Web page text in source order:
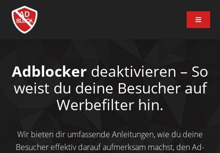
Adblocker deaktivieren – So
weist du deine Besucher auf
Werbefilter hin.
Wir bieten dir umfassende Anleitungen, wie du deine
Besucher effektiv darauf aufmerksam machst, den Ad-